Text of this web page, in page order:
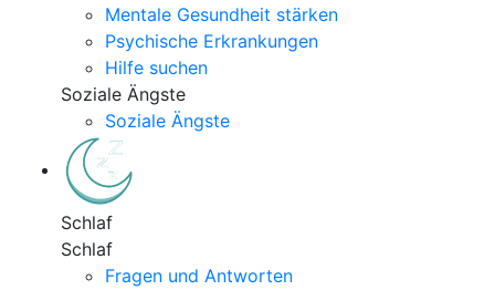
Mentale Gesundheit stärken
Psychische Erkrankungen
Hilfe suchen
Soziale Ängste
Soziale Ängste
Schlaf
Schlaf
Fragen und Antworten